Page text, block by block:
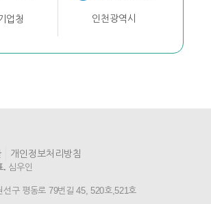
업청 인천광역시
개인정보처리방침
. 심우인
선구 평동로 79번길 45, 520호,521호